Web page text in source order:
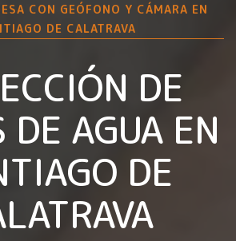
CON GEÓFONO Y CÁMARA EN
DE CALATRAVA
DE
DE AGUA EN
DE